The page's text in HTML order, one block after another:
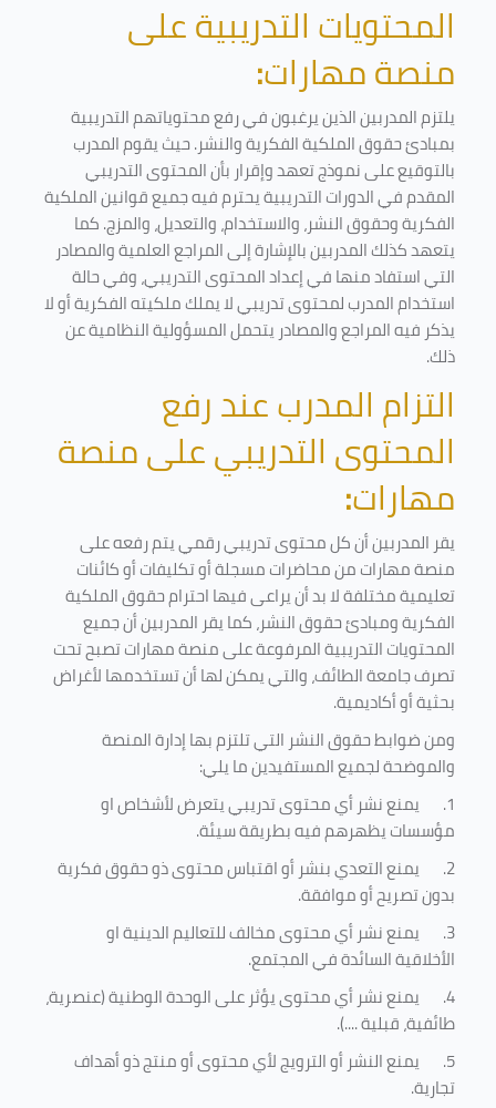
المحتويات التدريبية على
منصة مهارات:
يلتزم المدربين الذين يرغبون في رفع محتوياتهم التدريبية
بمبادئ حقوق الملكية الفكرية والنشر. حيث يقوم المدرب
بالتوقيع على نموذج تعهد وإقرار بأن المحتوى التدريبي
المقدم في الدورات التدريبية يحترم فيه جميع قوانين الملكية
الفكرية وحقوق النشر، والاستخدام، والتعديل، والمزج. كما
يتعهد كذلك المدربين بالإشارة إلى المراجع العلمية والمصادر
التي استفاد منها في إعداد المحتوى التدريبي، وفي حالة
استخدام المدرب لمحتوى تدريبي لا يملك ملكيته الفكرية أو لا
يذكر فيه المراجع والمصادر يتحمل المسؤولية النظامية عن
ذلك.
التزام المدرب عند رفع
المحتوى التدريبي على منصة
مهارات:
يقر المدربين أن كل محتوى تدريبي رقمي يتم رفعه على
منصة مهارات من محاضرات مسجلة أو تكليفات أو كائنات
تعليمية مختلفة لا بد أن يراعى فيها احترام حقوق الملكية
الفكرية ومبادئ حقوق النشر، كما يقر المدربين أن جميع
المحتويات التدريبية المرفوعة على منصة مهارات تصبح تحت
تصرف جامعة الطائف، والتي يمكن لها أن تستخدمها لأغراض
بحثية أو أكاديمية.
ومن ضوابط حقوق النشر التي تلتزم بها إدارة المنصة
والموضحة لجميع المستفيدين ما يلي:
1.
يمنع نشر أي محتوى تدريبي يتعرض لأشخاص او
مؤسسات يظهرهم فيه بطريقة سيئة.
2.
يمنع التعدي بنشر أو اقتباس محتوى ذو حقوق فكرية
بدون تصريح أو موافقة.
3.
يمنع نشر أي محتوى مخالف للتعاليم الدينية او
الأخلاقية السائدة في المجتمع.
4.
يمنع نشر أي محتوى يؤثر على الوحدة الوطنية (عنصرية،
طائفية، قبلية ....).
5.
يمنع النشر أو الترويج لأي محتوى أو منتج ذو أهداف
تجارية.